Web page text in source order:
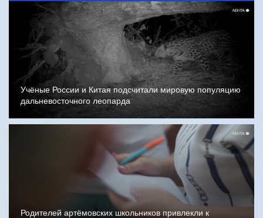
Учёные России и Китая подсчитали мировую популяцию
дальневосточного леопарда
Родителей артёмовских школьников привлекли к